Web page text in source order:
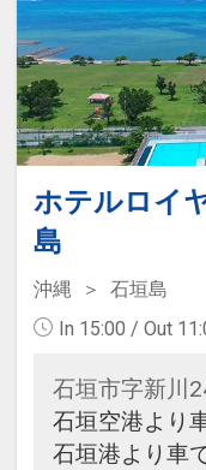
ホテルロイ
島
沖縄
石垣島
In 15:00 / Out
石垣市字新川
石垣空港より
石垣港より車